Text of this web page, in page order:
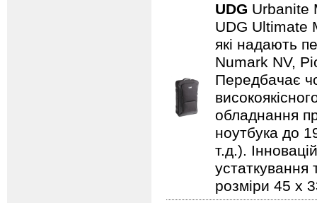
UDG Urbanite
UDG Ultimate
які надають
Numark NV,
Передбачає
обладнання
ноутбука до
т.д.).
устаткування
розміри 45 x